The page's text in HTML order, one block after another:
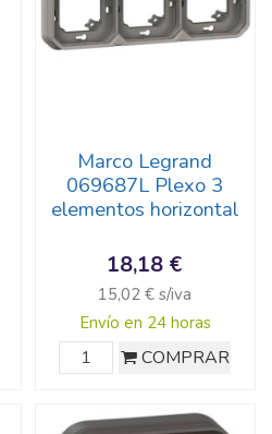
Marco Legrand
069687L Plexo 3
elementos horizontal
18,18 €
15,02 € s/iva
Envío en 24 horas
COMPRAR